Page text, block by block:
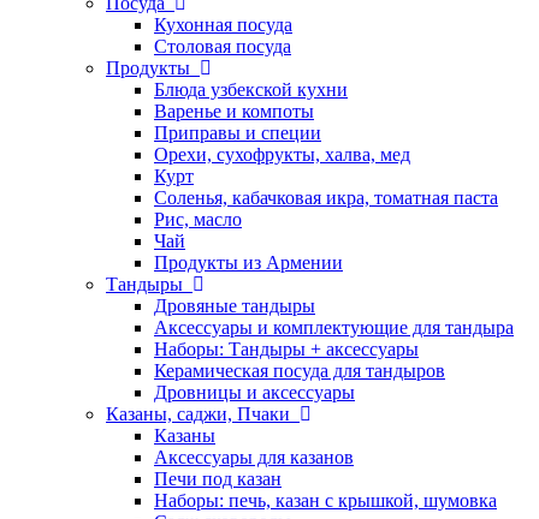
Кухонная посуда
Столовая посуда
Продукты
Блюда узбекской кухни
Варенье и компоты
Приправы и специи
Орехи, сухофрукты, халва, мед
Курт
Соленья, кабачковая икра, томатная паста
Рис, масло
Чай
Продукты из Армении
Тандыры
Дровяные тандыры
Аксессуары и комплектующие для тандыра
Наборы: Тандыры + аксессуары
Керамическая посуда для тандыров
Дровницы и аксессуары
Казаны, саджи, Пчаки
Казаны
Аксессуары для казанов
Печи под казан
Наборы: печь, казан с крышкой, шумовка